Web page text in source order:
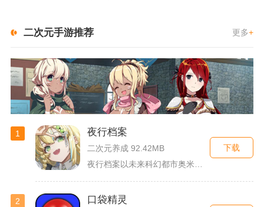
二次元手游推荐 更多+
1 夜行档案
二次元养成 92.42MB
夜行档案以未来科幻都市奥米勒斯为舞台，玩家任职特勤部调查员，...
下载
2 口袋精灵